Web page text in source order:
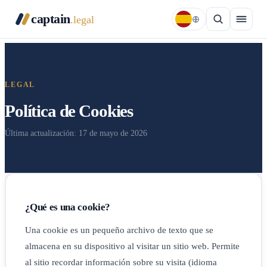
captain.legal
LEGAL
Política de Cookies
Última actualización: 17 de mayo de 2026
¿Qué es una cookie?
Una cookie es un pequeño archivo de texto que se
almacena en su dispositivo al visitar un sitio web. Permite
al sitio recordar información sobre su visita (idioma